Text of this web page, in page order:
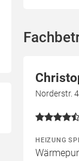
Norderstr.
HEIZUNG